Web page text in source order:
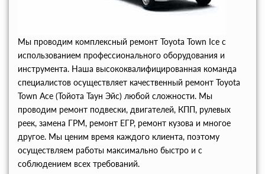
Мы проводим комплексный ремонт Toyota Town Ice с
использованием профессионального оборудования и
инструмента. Наша высококвалифицированная команда
специалистов осуществляет качественный ремонт Toyota
Town Ace (Тойота Таун Эйс) любой сложности. Мы
проводим ремонт подвески, двигателей, КПП, рулевых
реек, замена ГРМ, ремонт ЕГР, ремонт кузова и многое
другое. Мы ценим время каждого клиента, поэтому
осуществляем работы максимально быстро и с
соблюдением всех требований.